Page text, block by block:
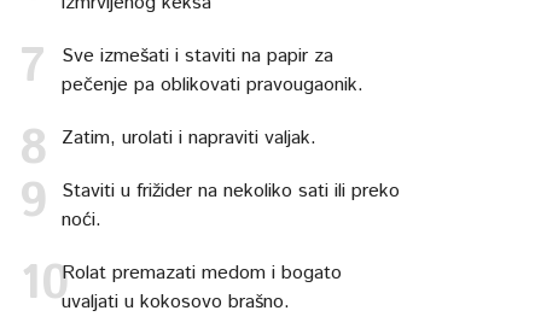
Sve izmešati i staviti na papir za
pečenje pa oblikovati pravougaonik.
Zatim, urolati i napraviti valjak.
Staviti u frižider na nekoliko sati ili preko
noći.
Rolat premazati medom i bogato
uvaljati u kokosovo brašno.